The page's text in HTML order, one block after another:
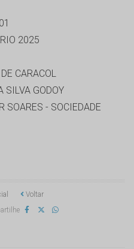
2025
CARACOL
SILVA GODOY
SOARES - SOCIEDADE
Voltar